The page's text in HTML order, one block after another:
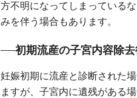
方不明になってしまっている
みを伴う場合もあります。
初期流産の子宮内容除
妊娠初期に流産と診断された
ますが、子宮内に遺残がある